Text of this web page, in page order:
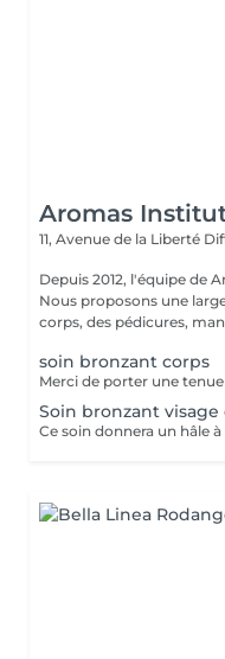
Aromas
11, Avenue de la Liberté
Depuis 2012, l'équipe de
Nous proposons une
corps, des pédicures,
soin bronzant corps
Soin bronzant visage